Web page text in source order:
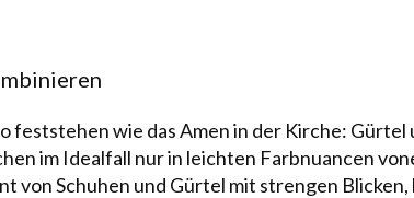
feststehen wie das Amen in der Kirche: Gürtel
im Idealfall nur in leichten Farbnuancen
von Schuhen und Gürtel mit strengen